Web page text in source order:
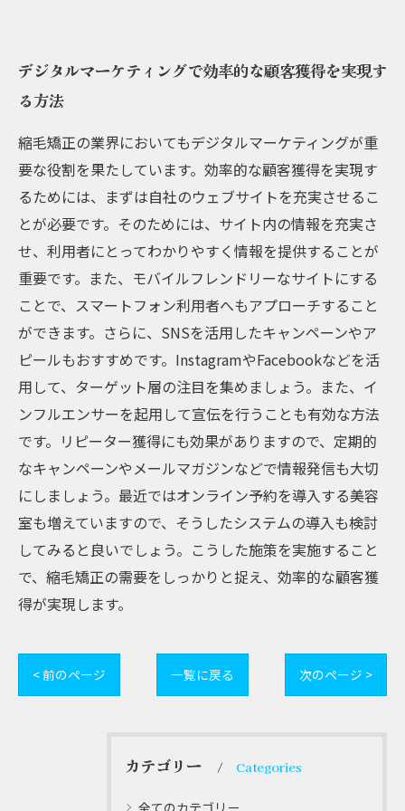
デジタルマーケティングで効率的な顧客獲得を実現す
る方法
縮毛矯正の業界においてもデジタルマーケティングが重
要な役割を果たしています。効率的な顧客獲得を実現す
るためには、まずは自社のウェブサイトを充実させるこ
とが必要です。そのためには、サイト内の情報を充実さ
せ、利用者にとってわかりやすく情報を提供することが
重要です。また、モバイルフレンドリーなサイトにする
ことで、スマートフォン利用者へもアプローチすること
ができます。さらに、SNSを活用したキャンペーンやア
ピールもおすすめです。InstagramやFacebookなどを活
用して、ターゲット層の注目を集めましょう。また、イ
ンフルエンサーを起用して宣伝を行うことも有効な方法
です。リピーター獲得にも効果がありますので、定期的
なキャンペーンやメールマガジンなどで情報発信も大切
にしましょう。最近ではオンライン予約を導入する美容
室も増えていますので、そうしたシステムの導入も検討
してみると良いでしょう。こうした施策を実施すること
で、縮毛矯正の需要をしっかりと捉え、効率的な顧客獲
得が実現します。
< 前のページ 一覧に戻る 次のページ >
カテゴリー Categories
全てのカテゴリー